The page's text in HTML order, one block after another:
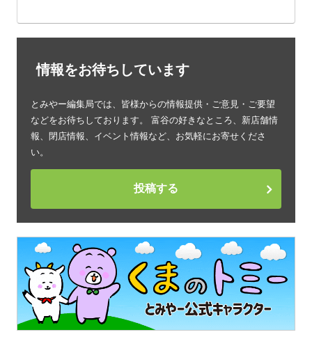
情報をお待ちしています
とみやー編集局では、皆様からの情報提供・ご意見・ご要望
などをお待ちしております。 富谷の好きなところ、新店舗情
報、閉店情報、イベント情報など、お気軽にお寄せくださ
い。
投稿する